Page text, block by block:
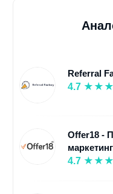
Referral
4.7
Offer18 -
маркетинг
4.7